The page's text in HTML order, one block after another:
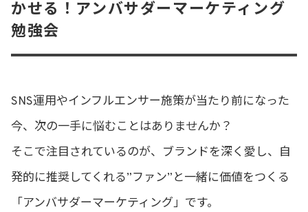
かせる！アンバサダーマーケティング
勉強会
SNS運用やインフルエンサー施策が当たり前になった
今、次の一手に悩むことはありませんか？
そこで注目されているのが、ブランドを深く愛し、自
発的に推奨してくれる”ファン”と一緒に価値をつくる
「アンバサダーマーケティング」です。